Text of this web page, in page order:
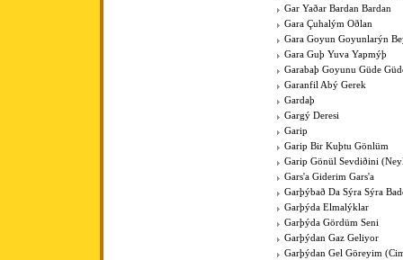
Gar Yaðar Bardan Bardan
Gara Çuhalým Oðlan
Gara Goyun Goyunlarýn
Gara Guþ Yuva Yapmýþ
Garabaþ Goyunu Güde
Garanfil Abý Gerek
Gardaþ
Gargý Deresi
Garip
Garip Bir Kuþtu Gönlüm
Garip Gönül Sevdiðini
Gars'a Giderim Gars'a
Garþýbað Da Sýra Sýra
Garþýda Elmalýklar
Garþýda Gördüm Seni
Garþýdan Gaz Geliyor
Garþýdan Gel Göreyim